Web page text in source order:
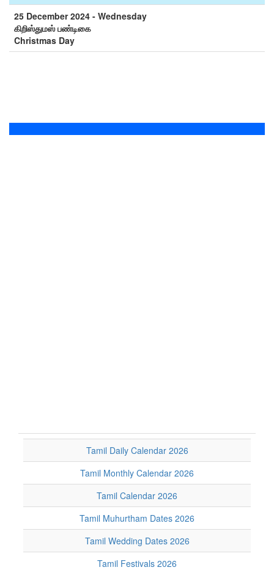
25 December 2024 - Wednesday
கிறிஸ்துமஸ் பண்டிகை
Christmas Day
Tamil Daily Calendar 2026
Tamil Monthly Calendar 2026
Tamil Calendar 2026
Tamil Muhurtham Dates 2026
Tamil Wedding Dates 2026
Tamil Festivals 2026